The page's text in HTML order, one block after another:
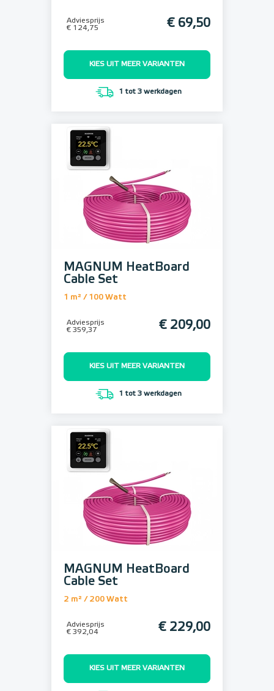
Adviesprijs
€ 124,75
€ 69,50
KIES UIT MEER VARIANTEN
1 tot 3 werkdagen
MAGNUM HeatBoard
Cable Set
1 m² / 100 Watt
Adviesprijs
€ 359,37
€ 209,00
KIES UIT MEER VARIANTEN
1 tot 3 werkdagen
MAGNUM HeatBoard
Cable Set
2 m² / 200 Watt
Adviesprijs
€ 392,04
€ 229,00
KIES UIT MEER VARIANTEN